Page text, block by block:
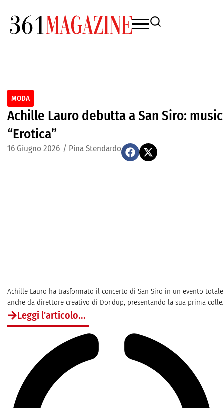
MODA
Achille Lauro debutta a San Siro:
“Erotica”
16 Giugno 2026 / Pina Stendardo
Achille Lauro ha trasformato il concerto di San Siro in un evento
anche da direttore creativo di Dondup, presentando la sua prima
Leggi l'articolo...